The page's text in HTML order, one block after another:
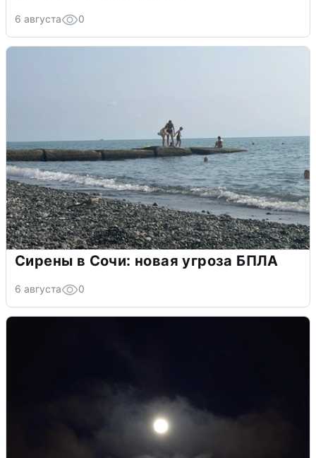
6 августа 0
Сирены в Сочи: новая угроза БПЛА
6 августа 0